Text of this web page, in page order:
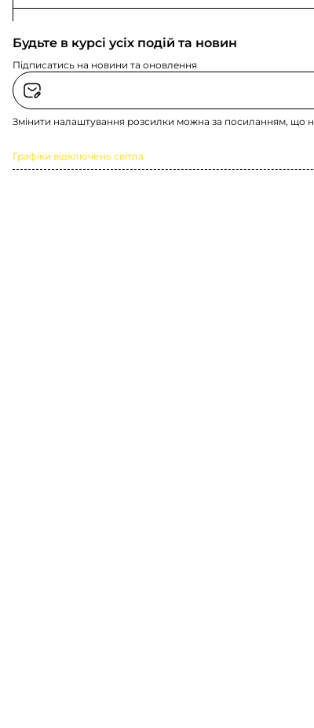
Будьте в курсі усіх подій та новин
Підписатись на новини та оновлення
Змінити налаштування розсилки можна за посиланням, що
Графіки відключень світла